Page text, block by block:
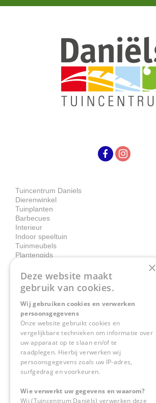
Tuincentrum Daniels
Dierenwinkel
Tuinplanten
Barbecues
Interieur
Indoor speeltuin
Tuinmeubels
Plantengids
Contact
Tuincentrum Daniëls
Herkenbosserweg 4
6063 NL Vlodrop
0475-534298
info@tuincentrumdaniels.nl
×
Deze website maakt
gebruik van cookies.
Wij gebruiken cookies en verwerken
persoonsgegevens
Onze website gebruikt cookies en
vergelijkbare technieken om informatie over
uw apparaat op te slaan en/of te
raadplegen. Hierbij verwerken wij
persoonsgegevens zoals uw IP-adres,
surfgedrag en voorkeuren.
Wie verwerkt uw gegevens en waarom?
Wij (Tuincentrum Daniëls) verwerken deze